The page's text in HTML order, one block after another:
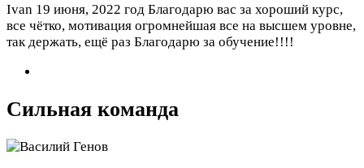
Ivan 19 июня, 2022 год Благодарю вас за хороший курс,
все чётко, мотивация огромнейшая все на высшем уровне,
так держать, ещё раз Благодарю за обучение!!!!
Сильная команда